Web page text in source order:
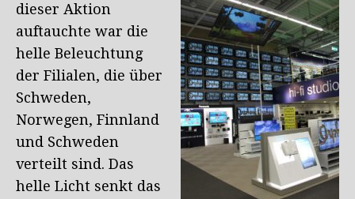
dieser Aktion
auftauchte war die
helle Beleuchtung
der Filialen, die über
Schweden,
Norwegen, Finnland
und Schweden
verteilt sind. Das
helle Licht senkt das